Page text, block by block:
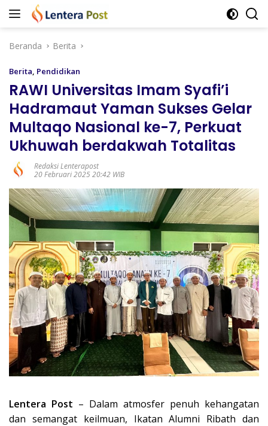
Langsung
Beranda
Berita
Berita, Pendidikan
RAWI Universitas Imam Syafi’i
Hadramaut Yaman Sukses Gelar
Multaqo Nasional ke-7, Perkuat
Ukhuwah berdakwah Totalitas
Redaksi Lenterapost
20 Februari 2025 20:42 WIB
Lentera Post – Dalam atmosfer penuh kehangatan
dan semangat keilmuan, Ikatan Alumni Ribath dan